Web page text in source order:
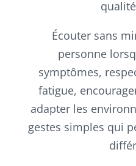
Écouter sans
personne
symptômes,
fatigue,
adapter les
gestes simples qui